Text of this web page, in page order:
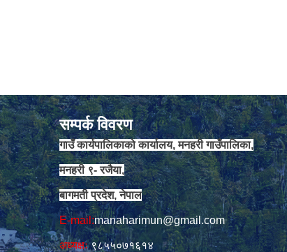
सम्पर्क विवरण
गाउँ कार्यपालिकाको कार्यालय, मनहरी गाउँपालिका,
मनहरी ९- रजैया,
बागमती प्रदेश, नेपाल
E-mail:manaharimun@gmail.com
अध्यक्षः९८५५०७१६१४